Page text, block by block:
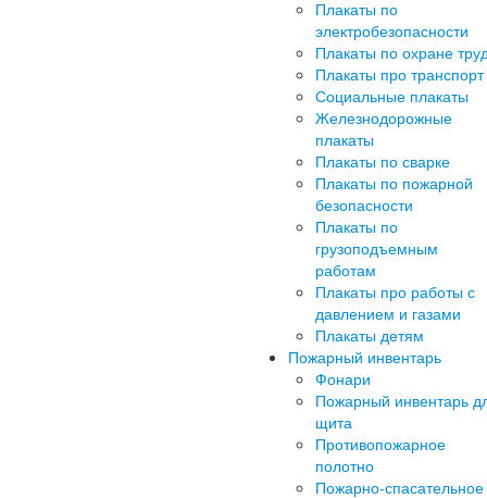
Плакаты по
электробезопасности
Плакаты по охране
Плакаты про транспорт
Социальные плакаты
Железнодорожные
плакаты
Плакаты по сварке
Плакаты по пожарной
безопасности
Плакаты по
грузоподъемным
работам
Плакаты про работы с
давлением и газами
Плакаты детям
Пожарный инвентарь
Фонари
Пожарный инвентарь
щита
Противопожарное
полотно
Пожарно-спасательное